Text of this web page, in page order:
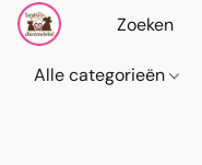
Alle categorieën